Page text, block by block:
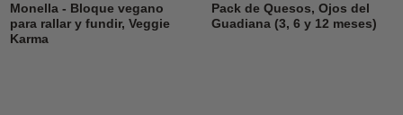
Monella - Bloque vegano
para rallar y fundir, Veggie
Karma
DESCUENTO 10%
Pack de Quesos, Ojos del
Guadiana (3, 6 y 12 meses)